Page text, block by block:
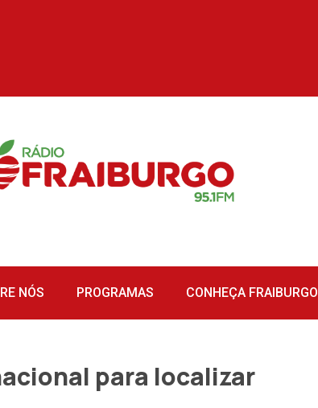
NÓS PROGRAMAS CONHEÇA FRAIBURGO
para localizar